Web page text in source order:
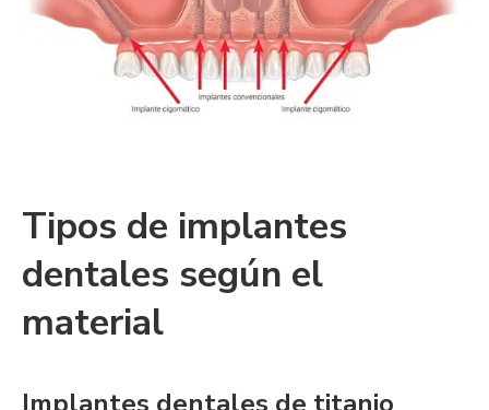
Tipos de implantes
dentales según el
material